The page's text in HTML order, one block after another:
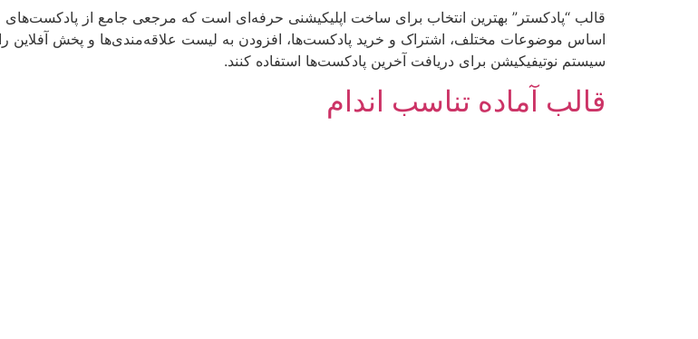
قالب “پادکستر” بهترین انتخاب برای ساخت اپلیکیشنی حرفه‌ای است که مرجعی جامع از پادکست‌های
اساس موضوعات مختلف، اشتراک و خرید پادکست‌ها، افزودن به لیست علاقه‌مندی‌ها و پخش آفلاین را
سیستم نوتیفیکیشن برای دریافت آخرین پادکست‌ها استفاده کنند.
قالب آماده تناسب اندام